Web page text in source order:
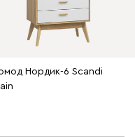
Нордик-6 Scandi